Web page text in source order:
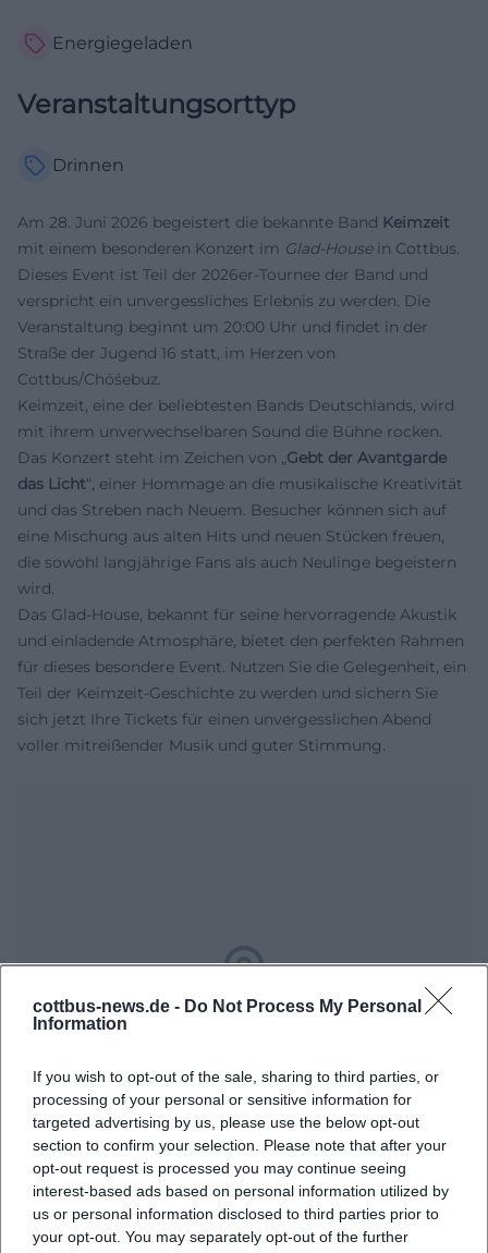
cottbus-news.de - Do Not Process My Personal
Information
If you wish to opt-out of the sale, sharing to third parties, or
processing of your personal or sensitive information for
targeted advertising by us, please use the below opt-out
section to confirm your selection. Please note that after your
opt-out request is processed you may continue seeing
interest-based ads based on personal information utilized by
us or personal information disclosed to third parties prior to
your opt-out. You may separately opt-out of the further
Energiegeladen
Veranstaltungsorttyp
Drinnen
Am 28. Juni 2026 begeistert die bekannte Band Keimzeit
mit einem besonderen Konzert im Glad-Housein Cottbus.
Dieses Event ist Teil der 2026er-Tournee der Band und
verspricht ein unvergessliches Erlebnis zu werden. Die
Veranstaltung beginnt um 20:00 Uhr und findet in der
Straße der Jugend 16 statt, im Herzen von
Cottbus/Chóśebuz.
Keimzeit, eine der beliebtesten Bands Deutschlands, wird
mit ihrem unverwechselbaren Sound die Bühne rocken.
Das Konzert steht im Zeichen von „Gebt der Avantgarde
das Licht“, einer Hommage an die musikalische Kreativität
und das Streben nach Neuem. Besucher können sich auf
eine Mischung aus alten Hits und neuen Stücken freuen,
die sowohl langjährige Fans als auch Neulinge begeistern
wird.
Das Glad-House, bekannt für seine hervorragende Akustik
und einladende Atmosphäre, bietet den perfekten Rahmen
für dieses besondere Event. Nutzen Sie die Gelegenheit, ein
Teil der Keimzeit-Geschichte zu werden und sichern Sie
sich jetzt Ihre Tickets für einen unvergesslichen Abend
voller mitreißender Musik und guter Stimmung.
Map unavailable